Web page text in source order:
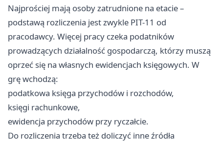
Najprościej mają osoby zatrudnione na etacie –
podstawą rozliczenia jest zwykle PIT-11 od
pracodawcy. Więcej pracy czeka podatników
prowadzących działalność gospodarczą, którzy muszą
oprzeć się na własnych ewidencjach księgowych. W
grę wchodzą:
podatkowa księga przychodów i rozchodów,
księgi rachunkowe,
ewidencja przychodów przy ryczałcie.
Do rozliczenia trzeba też doliczyć inne źródła